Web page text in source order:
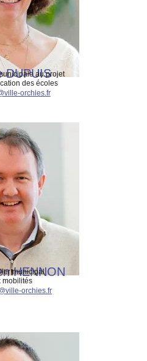
DUPUIS
au projet
des écoles
orchies.fr
HENNON
municipal
mobilités
orchies.fr